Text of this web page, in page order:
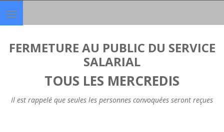
Toggle
navigation
FERMETURE AU PUBLIC DU SERVICE
SALARIAL
TOUS LES MERCREDIS
Il est rappelé que seules les personnes convoquées seront reçues